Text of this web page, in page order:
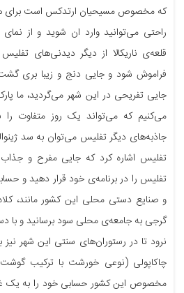
که مخصوص مسیحیان ارتدکس است برای
راحتی می‌توانید وارد ان شوید و از
قلعه‌ی ناریکالا از دیگر دیدنی‌های
فراموش شود و جایی دنج و زیبا بری
جایی تفریحی در این شهر می‌گردید، ما
می‌کنیم که می‌تواند یک روز متفاوت را
جاذبه‌های دیگر تفلیس می‌توان به سد
تفلیس اشاره کرد که جایی مفرح و جذاب
تفلیس را در برنامه‌ی خود قرار دهید و
و صنایع دستی محلی این کشور مانند،
گرجی به جامعه‌ی محلی سود برسانید و با
نرود تا در رستوران‌های سنتی این شهر
چاکاپولی (نوعی خورشت با ترکیب
مخصوص این کشور حسابی خود را به یک